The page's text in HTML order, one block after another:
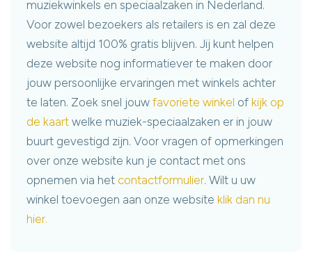
muziekwinkels en speciaalzaken in Nederland.
Voor zowel bezoekers als retailers is en zal deze
website altijd 100% gratis blijven. Jij kunt helpen
deze website nog informatiever te maken door
jouw persoonlijke ervaringen met winkels achter
te laten. Zoek snel jouw favoriete winkel of kijk op
de kaartwelke muziek-speciaalzaken er in jouw
buurt gevestigd zijn. Voor vragen of opmerkingen
over onze website kun je contact met ons
opnemen via het contactformulier. Wilt u uw
winkel toevoegen aan onze website klik dan nu
hier.